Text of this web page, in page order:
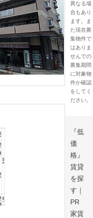
異なる場
合もあり
ます。ま
た現在募
集物件で
はありま
せんでの
募集期間
に対象物
件か確認
をしてく
ださい。
『低
価
格』
賃貸
を探
す｜
PR
家賃